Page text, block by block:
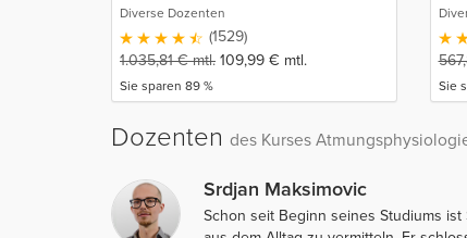
Diverse Dozenten
(1529)
1.035,81€mtl. 109,99 € mtl.
Sie sparen 89 % Sie
Dozenten des Kurses
Srdjan Maksimovic
Schon seit Beginn seines Studiums